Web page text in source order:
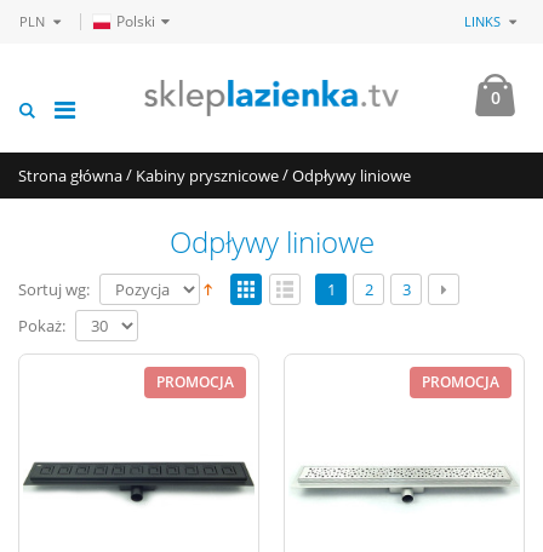
PLN Polski LINKS
0
Strona główna/ Kabiny prysznicowe/Odpływy liniowe
Odpływy liniowe
Sortuj wg: 1 2
3
Pokaż:
PROMOCJA PROMOCJA